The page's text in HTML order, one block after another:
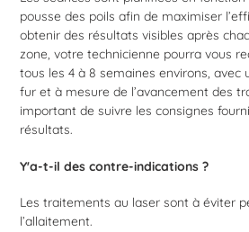
pousse des poils afin de maximiser
obtenir des résultats visibles après
zone, votre technicienne pourra vous
tous les 4 à 8 semaines environs, avec
fur et à mesure de l’avancement des
important de suivre les consignes
résultats.
Y'a-t-il des contre-indications ?
Les traitements au laser sont à éviter
l’allaitement.